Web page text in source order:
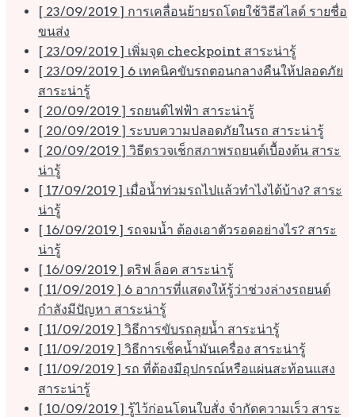
[ 23/09/2019 ] การเคลื่อนย้ายรถโดยใช้วิธีสไลด์ รายชื่อ
ขนส่ง
[ 23/09/2019 ] เพิ่มจุด checkpoint สาระน่ารู้
[ 23/09/2019 ] 6 เทคนิคขับรถตอนกลางคืนให้ปลอดภัย
สาระน่ารู้
[ 20/09/2019 ] รถยนต์ไฟฟ้า สาระน่ารู้
[ 20/09/2019 ] ระบบความปลอดภัยในรถ สาระน่ารู้
[ 20/09/2019 ] วิธีตรวจเช็กสภาพรถยนต์เบื้องต้น สาระ
น่ารู้
[ 17/09/2019 ] เมื่อน้ำท่วมรถไปแล้วทำไงได้บ้าง? สาระ
น่ารู้
[ 16/09/2019 ] รถจมน้ำ ต้องเอาตัวรอดอย่างไร? สาระ
น่ารู้
[ 16/09/2019 ] ดริฟ ล็อค สาระน่ารู้
[ 11/09/2019 ] 6 อาการที่แสดงให้รู้ว่าช่วงล่างรถยนต์
กำลังมีปัญหา สาระน่ารู้
[ 11/09/2019 ] วิธีการขับรถลุยน้ำ สาระน่ารู้
[ 11/09/2019 ] วิธีการเช็คน้ำมันเครื่อง สาระน่ารู้
[ 11/09/2019 ] รถ ที่ต้องมีอุปกรณ์หรือแผ่นสะท้อนแสง
สาระน่ารู้
[ 10/09/2019 ] รู้ไว้ก่อนโดนใบสั่ง จำกัดความเร็ว สาระ